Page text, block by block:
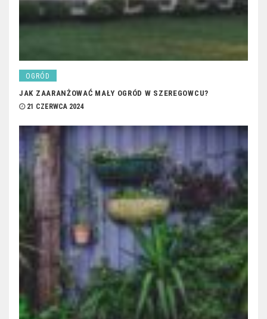
OGRÓD
JAK ZAARANŻOWAĆ MAŁY OGRÓD W SZEREGOWCU?
21 CZERWCA 2024